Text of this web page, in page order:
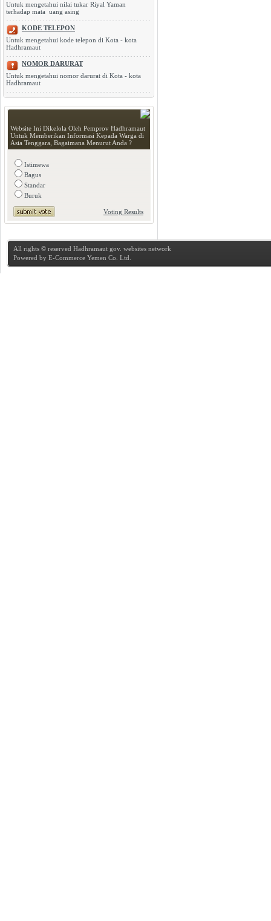
Untuk mengetahui nilai tukar Riyal Yaman
terhadap mata uang asing
KODE TELEPON
Untuk mengetahui kode telepon di Kota - kota
Hadhramaut
NOMOR DARURAT
Untuk mengetahui nomor darurat di Kota - kota
Hadhramaut
Website Ini Dikelola Oleh Pemprov Hadhramaut
Untuk Memberikan Informasi Kepada Warga di
Asia Tenggara, Bagaimana Menurut Anda ?
Istimewa
Bagus
Standar
Buruk
Voting Results
All rights © reserved Hadhramaut gov. websites network
Powered by E-Commerce Yemen Co. Ltd.